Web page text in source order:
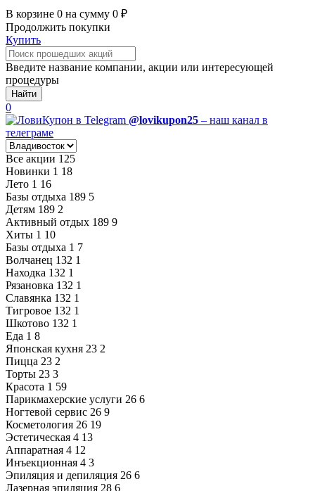
В корзине 0 на сумму 0 ₽
Продолжить покупки
Купить
Введите название компании, акции или интересующей
процедуры
Найти
0
@lovikupon25 – наш канал в
телеграме
Все акции 125
Новинки 1 18
Лето 1 16
Базы отдыха 189 5
Детям 189 2
Активный отдых 189 9
Хиты 1 10
Базы отдыха 1 7
Волчанец 132 1
Находка 132 1
Рязановка 132 1
Славянка 132 1
Тигровое 132 1
Шкотово 132 1
Еда 1 8
Японская кухня 23 2
Пицца 23 2
Торты 23 3
Красота 1 59
Парикмахерские услуги 26 6
Ногтевой сервис 26 9
Косметология 26 19
Эстетическая 4 13
Аппаратная 4 12
Инъекционная 4 3
Эпиляция и депиляция 26 6
Лазерная эпиляция 28 6